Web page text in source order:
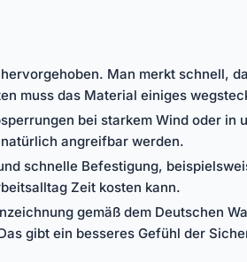
Man merkt schnell,
muss das Material einiges
bei starkem Wind oder in
angreifbar werden.
schnelle Befestigung,
Zeit kosten kann.
gemäß dem Deutschen
gibt ein besseres Gefühl der